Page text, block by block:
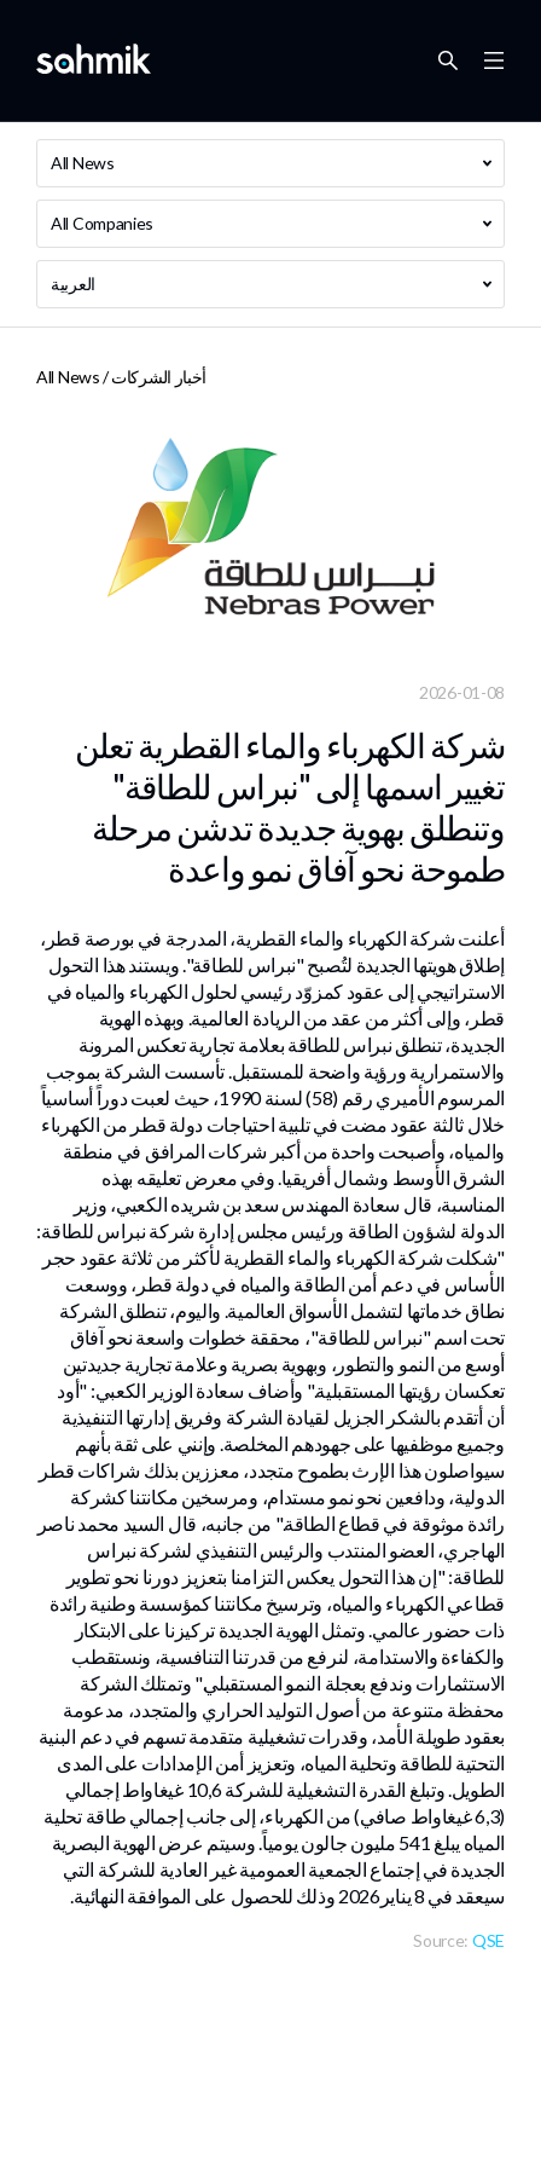
All News
All Companies
العربية
All News /أخبار الشركات
2026-01-08
شركة الكهرباء والماء القطرية تعلن
تغيير اسمها إلى "نبراس للطاقة"
وتنطلق بهوية جديدة تدشن مرحلة
طموحة نحو آفاق نمو واعدة
أعلنت شركة الكهرباء والماء القطرية، المدرجة في بورصة قطر،
إطلاق هويتها الجديدة لتُصبح "نبراس للطاقة". ويستند هذا التحول
الاستراتيجي إلى عقود كمزوّد رئيسي لحلول الكهرباء والمياه في
قطر، وإلى أكثر من عقد من الريادة العالمية. وبهذه الهوية
الجديدة، تنطلق نبراس للطاقة بعلامة تجارية تعكس المرونة
والاستمرارية ورؤية واضحة للمستقبل. تأسست الشركة بموجب
المرسوم الأميري رقم (58) لسنة 1990، حيث لعبت دوراً أساسياً
خلال ثالثة عقود مضت في تلبية احتياجات دولة قطر من الكهرباء
والمياه، وأصبحت واحدة من أكبر شركات المرافق في منطقة
الشرق الأوسط وشمال أفريقيا. وفي معرض تعليقه بهذه
المناسبة، قال سعادة المهندس سعد بن شريده الكعبي، وزير
الدولة لشؤون الطاقة ورئيس مجلس إدارة شركة نبراس للطاقة:
"شكلت شركة الكهرباء والماء القطرية لأكثر من ثلاثة عقود حجر
الأساس في دعم أمن الطاقة والمياه في دولة قطر، ووسعت
نطاق خدماتها لتشمل الأسواق العالمية. واليوم، تنطلق الشركة
تحت اسم "نبراس للطاقة"، محققة خطوات واسعة نحو آفاق
أوسع من النمو والتطور، وبهوية بصرية وعلامة تجارية جديدتين
تعكسان رؤيتها المستقبلية." وأضاف سعادة الوزير الكعبي: "أود
أن أتقدم بالشكر الجزيل لقيادة الشركة وفريق إدارتها التنفيذية
وجميع موظفيها على جهودهم المخلصة. وإنني على ثقة بأنهم
سيواصلون هذا الإرث بطموح متجدد، معززين بذلك شراكات قطر
الدولية، ودافعين نحو نمو مستدام، ومرسخين مكانتنا كشركة
رائدة موثوقة في قطاع الطاقة." من جانبه، قال السيد محمد ناصر
الهاجري، العضو المنتدب والرئيس التنفيذي لشركة نبراس
للطاقة: "إن هذا التحول يعكس التزامنا بتعزيز دورنا نحو تطوير
قطاعي الكهرباء والمياه، وترسيخ مكانتنا كمؤسسة وطنية رائدة
ذات حضور عالمي. وتمثل الهوية الجديدة تركيزنا على الابتكار
والكفاءة والاستدامة، لنرفع من قدرتنا التنافسية، ونستقطب
الاستثمارات وندفع بعجلة النمو المستقبلي." وتمتلك الشركة
محفظة متنوعة من أصول التوليد الحراري والمتجدد، مدعومة
بعقود طويلة الأمد، وقدرات تشغيلية متقدمة تسهم في دعم البنية
التحتية للطاقة وتحلية المياه، وتعزيز أمن الإمدادات على المدى
الطويل. وتبلغ القدرة التشغيلية للشركة 10,6 غيغاواط إجمالي
(6,3 غيغاواط صافي) من الكهرباء، إلى جانب إجمالي طاقة تحلية
المياه يبلغ 541 مليون جالون يومياً. وسيتم عرض الهوية البصرية
الجديدة في إجتماع الجمعية العمومية غير العادية للشركة التي
سيعقد في 8 يناير2026 وذلك للحصول على الموافقة النهائية.
Source: QSE